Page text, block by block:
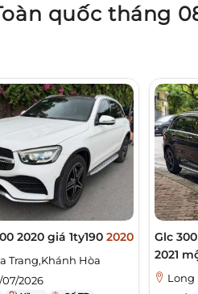
quốc tháng
2020 giá 1ty190 2020
Trang,Khánh Hòa
07/2026
Glc
2021
Long